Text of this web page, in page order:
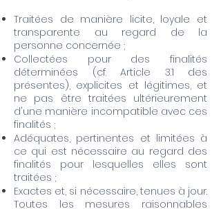
Traitées de manière licite, loyale et
transparente au regard de la
personne concernée ;
Collectées pour des finalités
déterminées (cf. Article 3.1 des
présentes), explicites et légitimes, et
ne pas être traitées ultérieurement
d'une manière incompatible avec ces
finalités ;
Adéquates, pertinentes et limitées à
ce qui est nécessaire au regard des
finalités pour lesquelles elles sont
traitées ;
Exactes et, si nécessaire, tenues à jour.
Toutes les mesures raisonnables